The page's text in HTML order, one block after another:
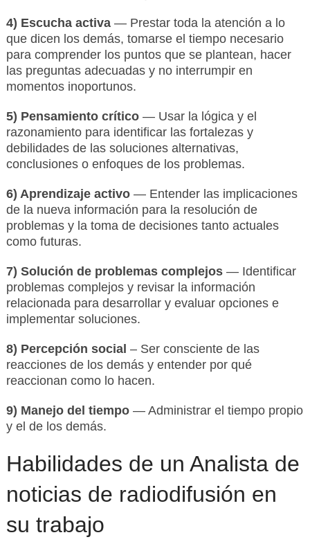
4) Escucha activa — Prestar toda la atención a lo
que dicen los demás, tomarse el tiempo necesario
para comprender los puntos que se plantean, hacer
las preguntas adecuadas y no interrumpir en
momentos inoportunos.
5) Pensamiento crítico— Usar la lógica y el
razonamiento para identificar las fortalezas y
debilidades de las soluciones alternativas,
conclusiones o enfoques de los problemas.
6) Aprendizaje activo— Entender las implicaciones
de la nueva información para la resolución de
problemas y la toma de decisiones tanto actuales
como futuras.
7) Solución de problemas complejos— Identificar
problemas complejos y revisar la información
relacionada para desarrollar y evaluar opciones e
implementar soluciones.
8) Percepción social – Ser consciente de las
reacciones de los demás y entender por qué
reaccionan como lo hacen.
9) Manejo del tiempo— Administrar el tiempo propio
y el de los demás.
Habilidades de un Analista de
noticias de radiodifusión en
su trabajo